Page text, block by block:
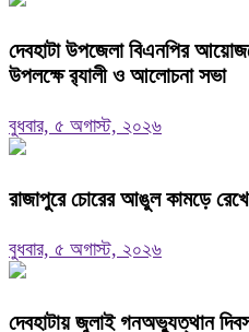
দেবহাটা উপজেলা বিএনপির
উপলক্ষে র‍্যালী ও আলোচনা সভা
বুধবার, ৫ অগাস্ট, ২০২৬
রাজাপুরে চোরের আঙুল কামড়ে
বুধবার, ৫ অগাস্ট, ২০২৬
দেবহাটায় জুলাই গনঅভ্যুত্থান